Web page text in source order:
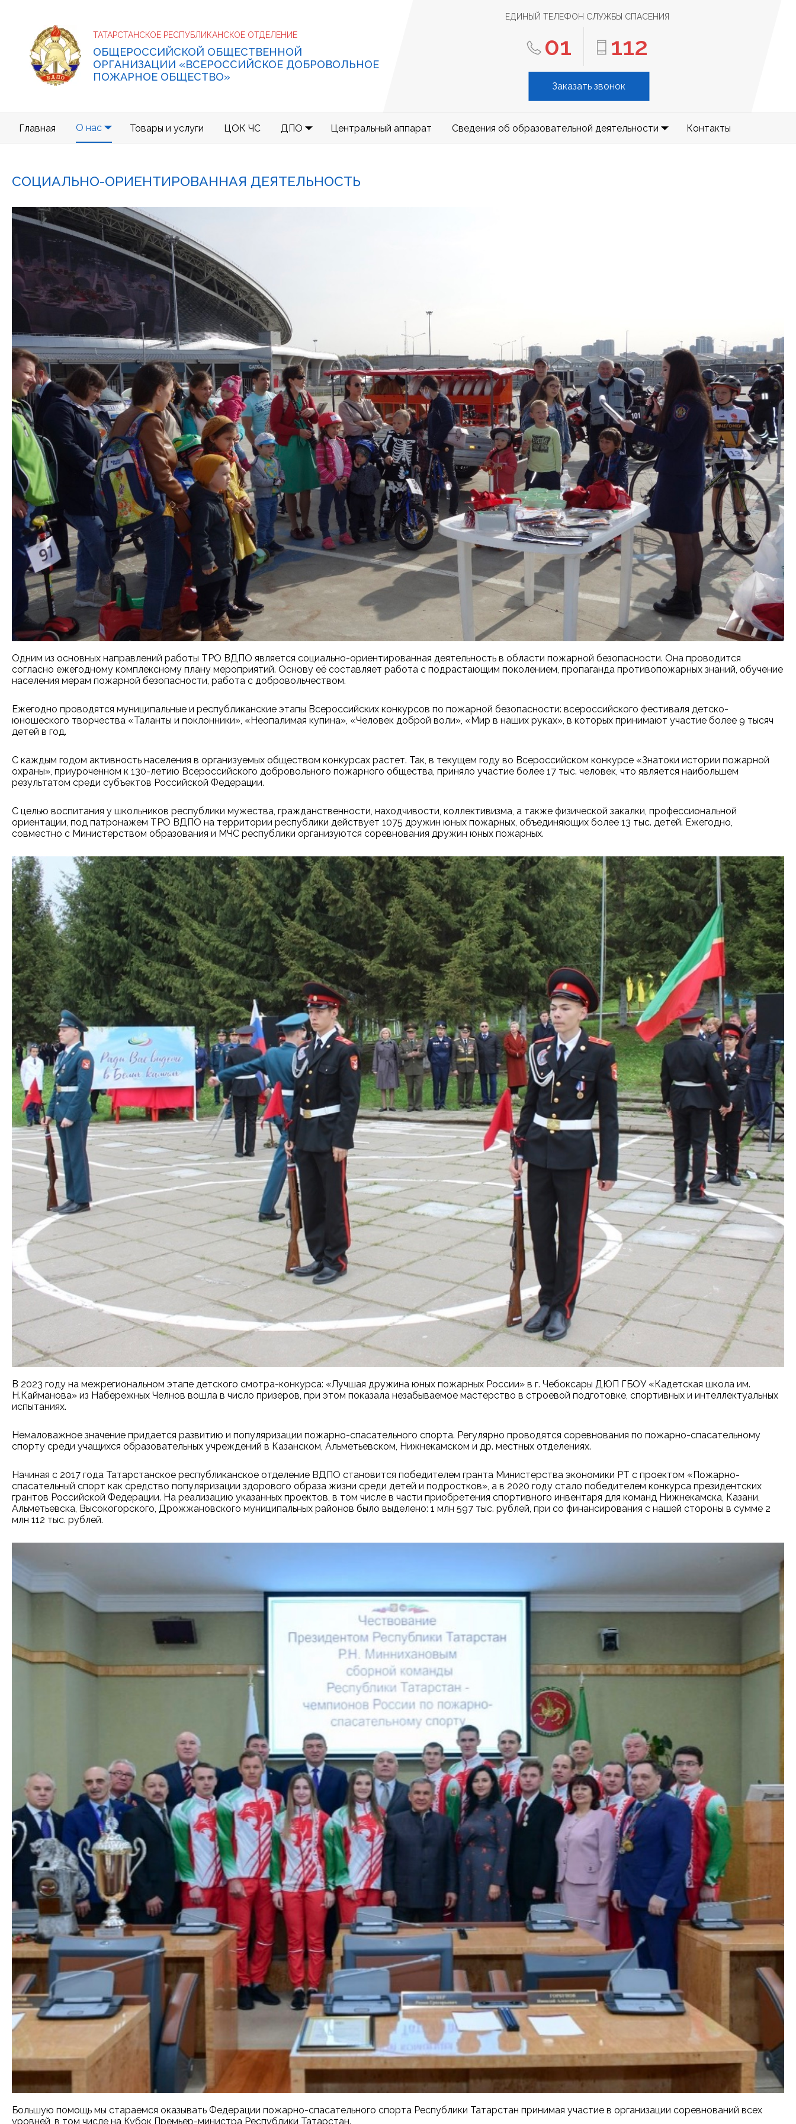
ТАТАРСТАНСКОЕ РЕСПУБЛИКАНСКОЕ ОТДЕЛЕНИЕ
ОБЩЕРОССИЙСКОЙ ОБЩЕСТВЕННОЙ
ОРГАНИЗАЦИИ «ВСЕРОССИЙСКОЕ ДОБРОВОЛЬНОЕ
ПОЖАРНОЕ ОБЩЕСТВО»
ЕДИНЫЙ ТЕЛЕФОН СЛУЖБЫ СПАСЕНИЯ
01 112
Заказать звонок
Главная О нас Товары и услуги ЦОК ЧС ДПО Центральный аппарат Сведения об образовательной деятельности Контакты
СОЦИАЛЬНО-ОРИЕНТИРОВАННАЯ ДЕЯТЕЛЬНОСТЬ
Одним из основных направлений работы ТРО ВДПО является социально-ориентированная деятельность в области пожарной безопасности. Она проводится
согласно ежегодному комплексному плану мероприятий. Основу её составляет работа с подрастающим поколением, пропаганда противопожарных знаний, обучение
населения мерам пожарной безопасности, работа с добровольчеством.
Ежегодно проводятся муниципальные и республиканские этапы Всероссийских конкурсов по пожарной безопасности: всероссийского фестиваля детско-
юношеского творчества «Таланты и поклонники», «Неопалимая купина», «Человек доброй воли», «Мир в наших руках», в которых принимают участие более 9 тысяч
детей в год.
С каждым годом активность населения в организуемых обществом конкурсах растет. Так, в текущем году во Всероссийском конкурсе «Знатоки истории пожарной
охраны», приуроченном к 130-летию Всероссийского добровольного пожарного общества, приняло участие более 17 тыс. человек, что является наибольшем
результатом среди субъектов Российской Федерации.
С целью воспитания у школьников республики мужества, гражданственности, находчивости, коллективизма, а также физической закалки, профессиональной
ориентации, под патронажем ТРО ВДПО на территории республики действует 1075 дружин юных пожарных, объединяющих более 13 тыс. детей. Ежегодно,
совместно с Министерством образования и МЧС республики организуются соревнования дружин юных пожарных.
В 2023 году на межрегиональном этапе детского смотра-конкурса: «Лучшая дружина юных пожарных России» в г. Чебоксары ДЮП ГБОУ «Кадетская школа им.
Н.Кайманова» из Набережных Челнов вошла в число призеров, при этом показала незабываемое мастерство в строевой подготовке, спортивных и интеллектуальных
испытаниях.
Немаловажное значение придается развитию и популяризации пожарно-спасательного спорта. Регулярно проводятся соревнования по пожарно-спасательному
спорту среди учащихся образовательных учреждений в Казанском, Альметьевском, Нижнекамском и др. местных отделениях.
Начиная с 2017 года Татарстанское республиканское отделение ВДПО становится победителем гранта Министерства экономики РТ с проектом «Пожарно-
спасательный спорт как средство популяризации здорового образа жизни среди детей и подростков», а в 2020 году стало победителем конкурса президентских
грантов Российской Федерации. На реализацию указанных проектов, в том числе в части приобретения спортивного инвентаря для команд Нижнекамска, Казани,
Альметьевска, Высокогорского, Дрожжановского муниципальных районов было выделено: 1 млн 597 тыс. рублей, при со финансирования с нашей стороны в сумме 2
млн 112 тыс. рублей.
Большую помощь мы стараемся оказывать Федерации пожарно-спасательного спорта Республики Татарстан принимая участие в организации соревнований всех
уровней, в том числе на Кубок Премьер-министра Республики Татарстан.